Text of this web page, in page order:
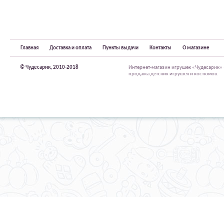
Главная Доставка и оплата Пункты выдачи Контакты О магазине
© Чудесарик, 2010-2018
Интернет-магазин игрушек
продажа детских игрушек и костюмов.